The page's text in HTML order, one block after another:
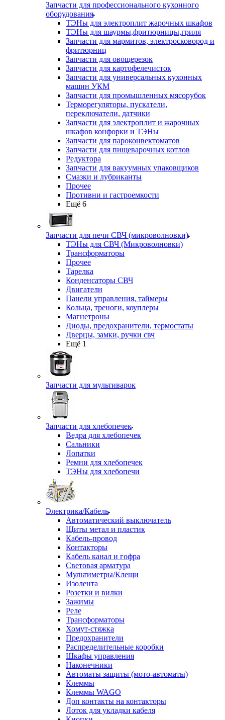
Запчасти для профессионального кухонного
оборудования
ТЭНы для электроплит жарочных шкафов
ТЭНы для шаурмы,фритюрницы,гриля
Запчасти для мармитов, электросковород и
фритюрниц
Запчасти для овощерезок
Запчасти для картофелечисток
Запчасти для универсальных кухонных
машин УКМ
Запчасти для промышленных мясорубок
Терморегуляторы, пускатели,
переключатели, датчики
Запчасти для электроплит и жарочных
шкафов конфорки и ТЭНы
Запчасти для пароконвектоматов
Запчасти для пищеварочных котлов
Редуктора
Запчасти для вакуумных упаковщиков
Смазки и лубриканты
Прочее
Противни и гастроемкости
Ещё 6
Запчасти для печи СВЧ (микроволновки)
ТЭНы для СВЧ (Микроволновки)
Трансформаторы
Прочее
Тарелка
Конденсаторы СВЧ
Двигатели
Панели управления, таймеры
Кольца, треноги, коуплеры
Магнетроны
Диоды, предохранители, термостаты
Дверцы, замки, ручки свч
Ещё 1
Запчасти для мультиварок
Запчасти для хлебопечек
Ведра для хлебопечек
Сальники
Лопатки
Ремни для хлебопечек
ТЭНы для хлебопечи
Электрика/Кабель
Автоматический выключатель
Щиты метал и пластик
Кабель-провод
Контакторы
Кабель канал и гофра
Световая арматура
Мультиметры/Клещи
Изолента
Розетки и вилки
Зажимы
Реле
Трансформаторы
Хомут-стяжка
Предохранители
Распределительные коробки
Шкафы управления
Наконечники
Автоматы защиты (мото-автоматы)
Клеммы
Клеммы WAGO
Доп контакты на контакторы
Лоток для укладки кабеля